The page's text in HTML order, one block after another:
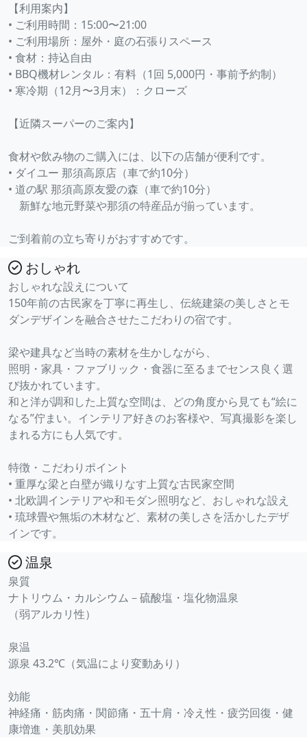
【利用案内】
• ご利用時間：15:00〜21:00
• ご利用場所：屋外・庭の石張りスペース
• 食材：持込自由
• BBQ機材レンタル：有料（1回 5,000円・事前予約制）
• 寒冷期（12月〜3月末）：クローズ
【近隣スーパーのご案内】
食材や飲み物のご購入には、以下の店舗が便利です。
• ダイユー 那須高原店（車で約10分）
• 道の駅 那須高原友愛の森（車で約10分）
新鮮な地元野菜や那須の特産品が揃っています。
ご到着前の立ち寄りがおすすめです。
おしゃれ
おしゃれな設えについて
150年前の古民家を丁寧に再生し、伝統建築の美しさとモ
ダンデザインを融合させたこだわりの宿です。
梁や建具など当時の素材を生かしながら、
照明・家具・ファブリック・食器に至るまでセンス良く選
び抜かれています。
和と洋が調和した上質な空間は、どの角度から見ても“絵に
なる”佇まい。インテリア好きのお客様や、写真撮影を楽し
まれる方にも人気です。
特徴・こだわりポイント
• 重厚な梁と白壁が織りなす上質な古民家空間
• 北欧調インテリアや和モダン照明など、おしゃれな設え
• 琉球畳や無垢の木材など、素材の美しさを活かしたデザ
インです。
温泉
泉質
ナトリウム・カルシウム－硫酸塩・塩化物温泉
（弱アルカリ性）
泉温
源泉 43.2℃（気温により変動あり）
効能
神経痛・筋肉痛・関節痛・五十肩・冷え性・疲労回復・健
康増進・美肌効果